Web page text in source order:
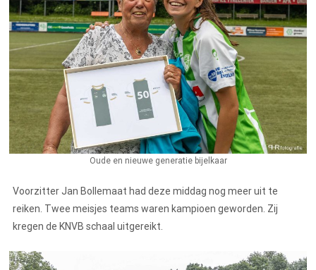
Oude en nieuwe generatie bijelkaar
Voorzitter Jan Bollemaat had deze middag nog meer uit te
reiken. Twee meisjes teams waren kampioen geworden. Zij
kregen de KNVB schaal uitgereikt.